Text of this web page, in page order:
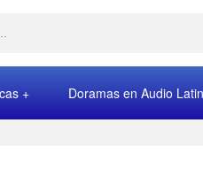
Doramas en Audio